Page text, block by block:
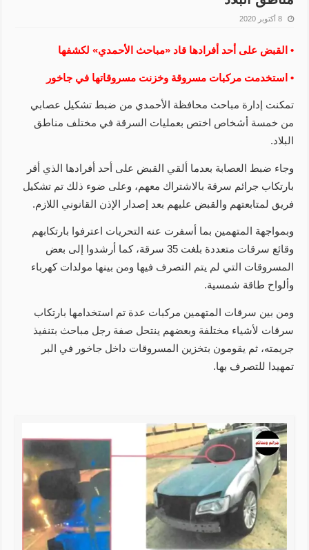
8 أكتوبر 2020
• القبض على أحد أفرادها قاد «مباحث الأحمدي» لكشفها
• استخدمت مركبات مسروقة وخزنت مسروقاتها في جاخور
تمكنت إدارة مباحث محافظة الأحمدي من ضبط تشكيل عصابي
من خمسة أشخاص اختص بعمليات السرقة في مختلف مناطق
البلاد.
وجاء ضبط العصابة بعدما ألقي القبض على أحد أفرادها الذي أقر
بارتكاب جرائم سرقة بالاشتراك معهم، وعلى ضوء ذلك تم تشكيل
فريق لمتابعتهم والقبض عليهم بعد إصدار الإذن القانوني اللازم.
وبمواجهة المتهمين بما أسفرت عنه التحريات اعترفوا بارتكابهم
وقائع سرقات متعددة بلغت 35 سرقة، كما أرشدوا إلى بعض
المسروقات التي لم يتم التصرف فيها ومن بينها مولدات كهرباء
وألواح طاقة شمسية.
ومن بين سرقات المتهمين مركبات عدة تم استخدامها بارتكاب
سرقات لأشياء مختلفة وبعضهم ينتحل صفة رجل مباحث بتنفيذ
جريمته، ثم يقومون بتخزين المسروقات داخل جاخور في البر
تمهيدا للتصرف بها.